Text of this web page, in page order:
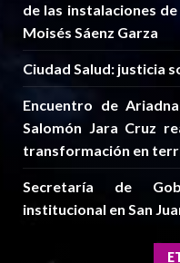
de las instalaciones
Moisés Sáenz Garza
Ciudad Salud: justicia
Encuentro de
Salomón Jara Cruz
transformación en
Secretaría de
institucional en San